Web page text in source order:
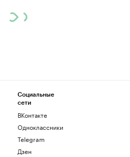
Социальные
сети
ВКонтакте
Одноклассники
Telegram
Дзен